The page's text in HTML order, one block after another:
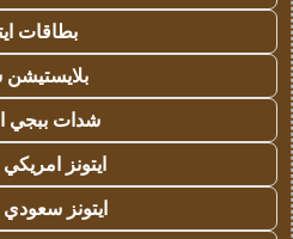
بطاقات
بلايستيشن
شدات ببجي
ايتونز
ايتونز